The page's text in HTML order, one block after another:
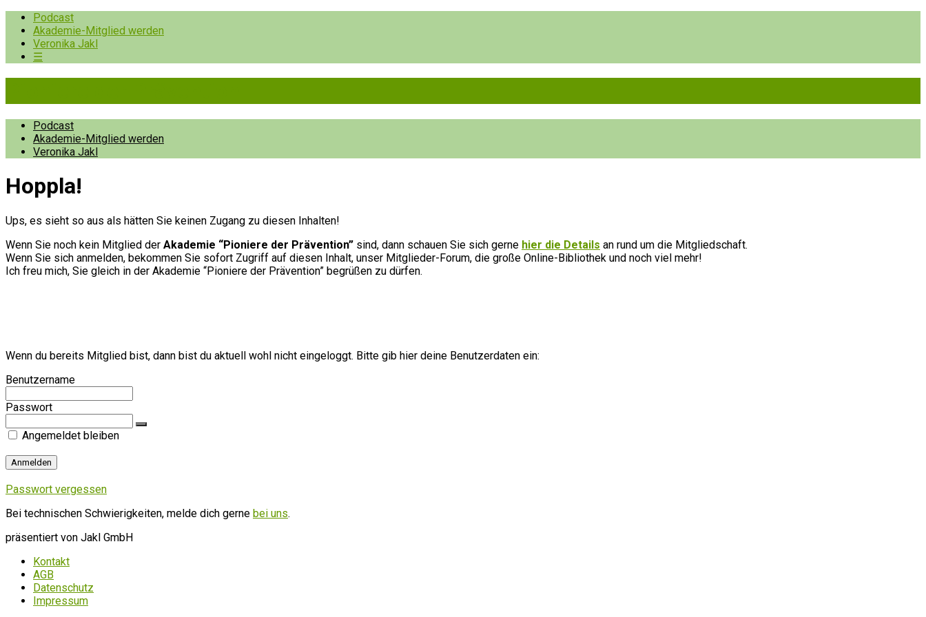
Podcast
Akademie-Mitglied werden
Veronika Jakl
☰
Podcast
Akademie-Mitglied werden
Veronika Jakl
Hopp­la!
Ups, es sieht so aus als hätten Sie keinen Zugang zu diesen Inhalten!
Wenn Sie noch kein Mitglied der Akademie “Pioniere der Prävention” sind, dann schauen Sie sich gerne hier die Details an rund um die Mitgliedschaft.
Wenn Sie sich anmelden, bekommen Sie sofort Zugriff auf diesen Inhalt, unser Mitglieder-Forum, die große Online-Bibliothek und noch viel mehr!
Ich freu mich, Sie gleich in der Akademie “Pioniere der Prävention” begrüßen zu dürfen.
Wenn du bereits Mitglied bist, dann bist du aktuell wohl nicht eingeloggt. Bitte gib hier deine Benutzerdaten ein:
Benutzername
Passwort
Angemeldet bleiben
Passwort vergessen
Bei technischen Schwierigkeiten, melde dich gerne bei uns.
präsentiert von Jakl GmbH
Kontakt
AGB
Datenschutz
Impressum